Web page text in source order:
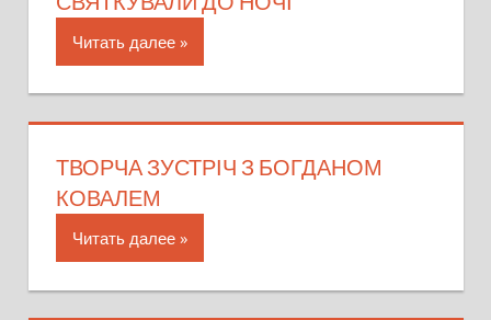
Читать далее
ТВОРЧА ЗУСТРІЧ З БОГДАНОМ
КОВАЛЕМ
Читать далее